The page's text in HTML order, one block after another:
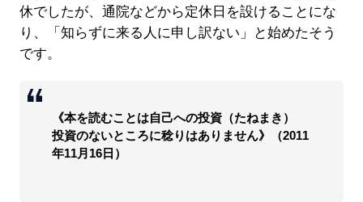
休でしたが、通院などから定休日を設けることにな
り、「知らずに来る人に申し訳ない」と始めたそう
です。
《本を読むことは自己への投資（たねまき）
投資のないところに稔りはありません》（2011
年11月16日）